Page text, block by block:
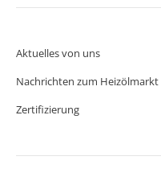
Aktuelles von uns
Nachrichten zum Heizölmarkt
Zertifizierung